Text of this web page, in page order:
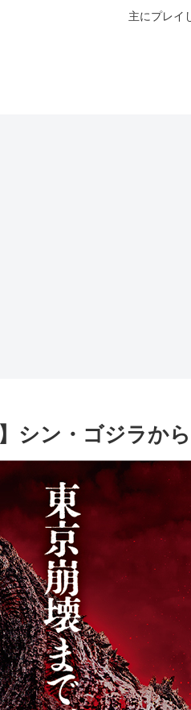
主にプレイ
シン・ゴジラか